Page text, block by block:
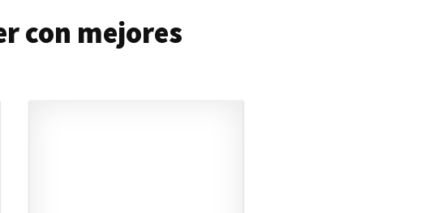
con mejores